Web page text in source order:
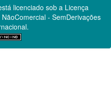
licenciado sob a Licença
- SemDerivações